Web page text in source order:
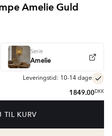
Amelie Guld
Serie
Amelie
Leveringstid: 10-14 dage
1849.00DKK
TIL KURV